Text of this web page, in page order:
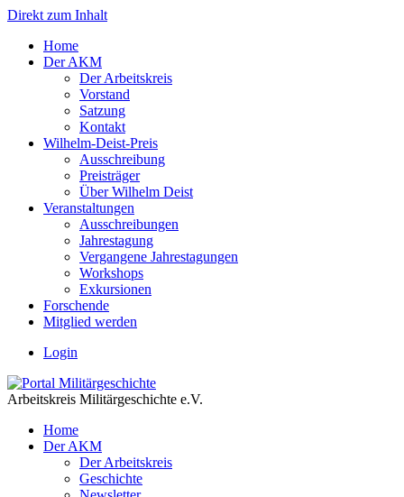
Direkt zum Inhalt
Home
Der AKM
Der Arbeitskreis
Vorstand
Satzung
Kontakt
Wilhelm-Deist-Preis
Ausschreibung
Preisträger
Über Wilhelm Deist
Veranstaltungen
Ausschreibungen
Jahrestagung
Vergangene Jahrestagungen
Workshops
Exkursionen
Forschende
Mitglied werden
Login
Arbeitskreis Militärgeschichte e.V.
Home
Der AKM
Der Arbeitskreis
Geschichte